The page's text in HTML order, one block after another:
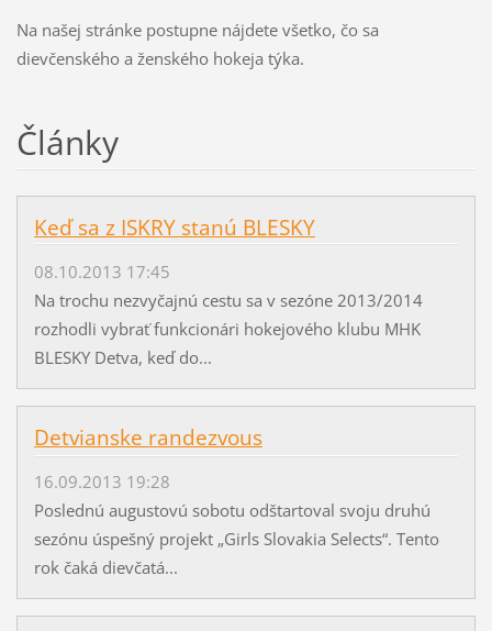
Na našej stránke postupne nájdete všetko, čo sa
dievčenského a ženského hokeja týka.
Články
Keď sa z ISKRY stanú BLESKY
08.10.2013 17:45
Na trochu nezvyčajnú cestu sa v sezóne 2013/2014
rozhodli vybrať funkcionári hokejového klubu MHK
BLESKY Detva, keď do...
Detvianske randezvous
16.09.2013 19:28
Poslednú augustovú sobotu odštartoval svoju druhú
sezónu úspešný projekt „Girls Slovakia Selects“. Tento
rok čaká dievčatá...